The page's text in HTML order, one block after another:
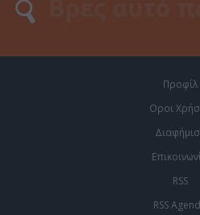
Προφίλ
Οροι
RSS
RSS